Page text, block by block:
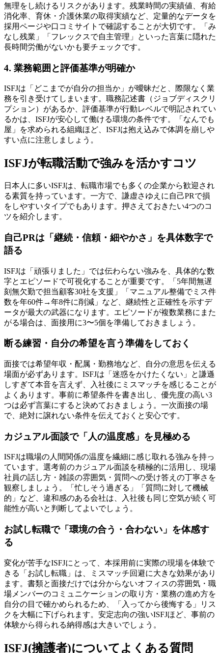
無理をし続けるリスクがあります。残業時間の実績値、有給
消化率、育休・介護休業の取得実績など、定量的なデータを
採用ページや口コミサイトで確認することが大切です。「み
なし残業」「フレックスで自主管理」といった言葉に隠れた
長時間労働がないかも要チェックです。
4. 業務範囲と評価基準が明確か
ISFJは「どこまでが自分の担当か」が曖昧だと、際限なく業
務を引き受けてしまいます。職務記述書（ジョブディスクリ
プション）があるか、評価基準が行動レベルで明記されてい
るかは、ISFJが安心して働ける環境の条件です。「なんでも
屋」を求められる組織ほど、ISFJは抱え込みで体調を崩しや
すい点に注意しましょう。
ISFJが転職活動で強みを活かすコツ
日本人に多いISFJは、転職市場でも多くの企業から歓迎され
る素質を持っています。一方で、謙虚さゆえに自己PRで損
をしやすいタイプでもあります。押さえておきたい4つのコ
ツを紹介します。
自己PRは「継続・信頼・細やかさ」を具体数字で
語る
ISFJは「頑張りました」では伝わらない強みを、具体的な数
字とエピソードで可視化することが重要です。「5年間無遅
刻無欠勤で担当顧客30社を支援」「マニュアル整備でミス件
数を年60件→年8件に削減」など、継続性と正確性を示すデ
ータが最大の武器になります。エピソードが複数業務にまた
がる場合は、面接用に3〜5個を準備しておきましょう。
断る練習・自分の希望を言う準備をしておく
面接では希望年収・配属・勤務地など、自分の意思を伝える
場面が必ずあります。ISFJは「迷惑をかけたくない」と謙遜
しすぎて本音を言えず、入社後にミスマッチを感じることが
よくあります。事前に希望条件を書き出し、優先度の高い3
つは必ず言葉にすると決めておきましょう。一次面接の場
で、絶対に譲れない条件を伝えておくと安心です。
カジュアル面談で「人の温度感」を見極める
ISFJは職場の人間関係の温度を繊細に感じ取れる強みを持っ
ています。選考前のカジュアル面談を積極的に活用し、現場
社員の話し方・雑談の雰囲気・質問への受け答えの丁寧さを
観察しましょう。「忙しそう過ぎる」「質問に対して機械
的」など、違和感のある会社は、入社後も同じ空気が続く可
能性が高いと判断してよいでしょう。
お試し転職で「環境の合う・合わない」を体感す
る
変化が苦手なISFJにとって、本採用前に実際の現場を体験で
きる「お試し転職」は、ミスマッチ回避に大きな効果があり
ます。書類と面接だけでは分からないオフィスの雰囲気・職
場メンバーのコミュニケーションの取り方・業務の進め方を
自分の目で確かめられるため、「入ってから後悔する」リス
クを大幅に下げられます。安定志向の強いISFJほど、事前の
体験から得られる納得感は大きいでしょう。
ISFJ(擁護者)についてよくある質問